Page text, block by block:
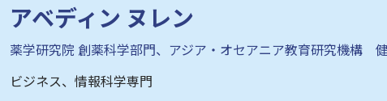
アベディン ヌレン
薬学研究院 創薬科学部門、アジア・オセアニア教育研究機構
ビジネス、情報科学専門